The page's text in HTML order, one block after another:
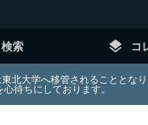
検索 layers コ
北大学へ移管されることと
待ちにしております。